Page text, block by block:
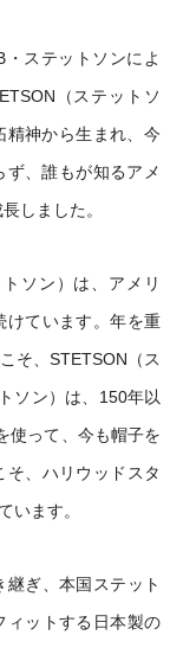
ステットソンによ
（ステットソ
精神から生まれ、今
ず、誰もが知るアメ
しました。
ソン）は、アメリ
けています。年を重
そ、STETSON（ス
ソン）は、150年以
使って、今も帽子を
、ハリウッドスタ
います。
ぎ、本国ステット
ィットする日本製の